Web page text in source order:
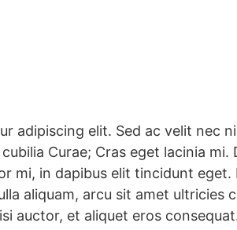
adipiscing elit. Sed ac velit nec
Curae; Cras eget lacinia
mi, in dapibus elit tincidunt
aliquam, arcu sit amet
auctor, et aliquet eros